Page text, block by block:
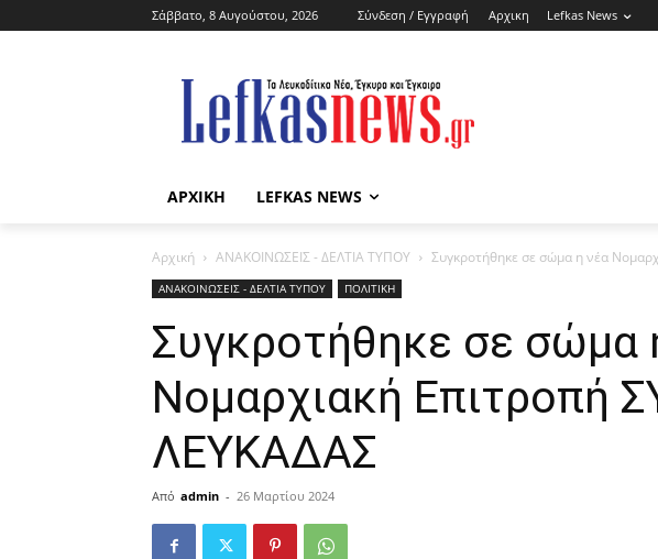
Σάββατο, 8 Αυγούστου, 2026 Σύνδεση / Εγγραφή Αρχικη Lefkas News
ΑΡΧΙΚΗ LEFKAS NEWS
Αρχική ΑΝΑΚΟΙΝΩΣΕΙΣ - ΔΕΛΤΙΑ ΤΥΠΟΥ Συγκροτήθηκε σε σώμα η νέα
ΑΝΑΚΟΙΝΩΣΕΙΣ - ΔΕΛΤΙΑ ΤΥΠΟΥ ΠΟΛΙΤΙΚΗ
Συγκροτήθηκε σε σώμα
Νομαρχιακή Επιτροπή
ΛΕΥΚΑΔΑΣ
Από admin - 26 Μαρτίου 2024